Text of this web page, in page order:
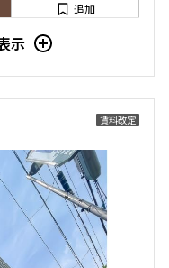
追加
108.45㎡
駅近 ペット可
示
賃料改定